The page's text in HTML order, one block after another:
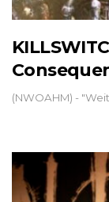
(NWOAHM) -